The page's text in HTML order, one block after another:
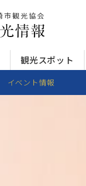
観光スポット
イベント情報